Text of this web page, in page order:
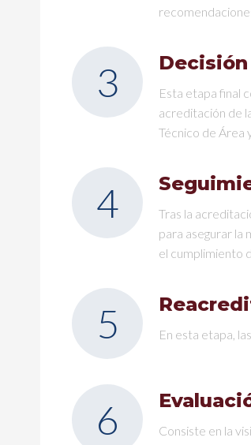
3
Esta etapa final
acreditación de
Técnico de Área
4
Tras la
para asegurar la
el cumplimiento
5 En esta etapa,
6
Consiste en la